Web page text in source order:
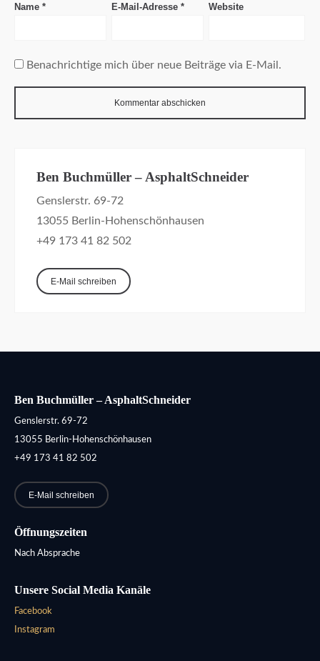
Name * E-Mail-Adresse * Website
Benachrichtige mich über neue Beiträge via E-Mail.
Ben Buchmüller – AsphaltSchneider
Genslerstr. 69-72
13055 Berlin-Hohenschönhausen
+49 173 41 82 502
E-Mail schreiben
Ben Buchmüller – AsphaltSchneider
Genslerstr. 69-72
13055 Berlin-Hohenschönhausen
+49 173 41 82 502
E-Mail schreiben
Öffnungszeiten
Nach Absprache
Unsere Social Media Kanäle
Facebook
Instagram